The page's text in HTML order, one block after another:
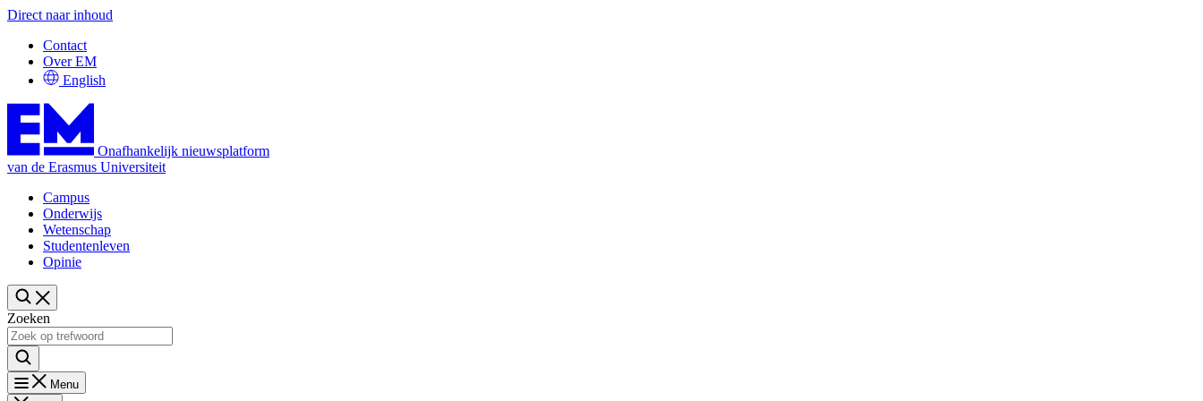
Direct naar inhoud
Contact
Over EM
English
Onafhankelijk nieuwsplatform
van de Erasmus Universiteit
Campus
Onderwijs
Wetenschap
Studentenleven
Opinie
Zoeken
Menu